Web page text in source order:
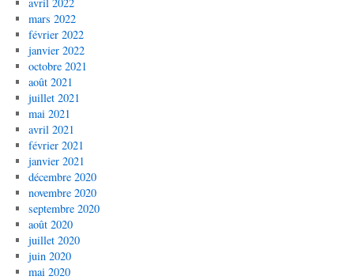
mars 2022
février 2022
janvier 2022
octobre 2021
août 2021
juillet 2021
mai 2021
avril 2021
février 2021
janvier 2021
décembre 2020
novembre 2020
septembre 2020
août 2020
juillet 2020
juin 2020
mai 2020